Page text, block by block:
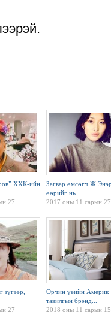
ХХК-ийн
27
Загвар өмсөгч
өөрийг нь...
2017 оны 11 сарын 27
27
Орчин үеийн Америк
тавилгын брэнд...
2018 оны 11 сарын 15